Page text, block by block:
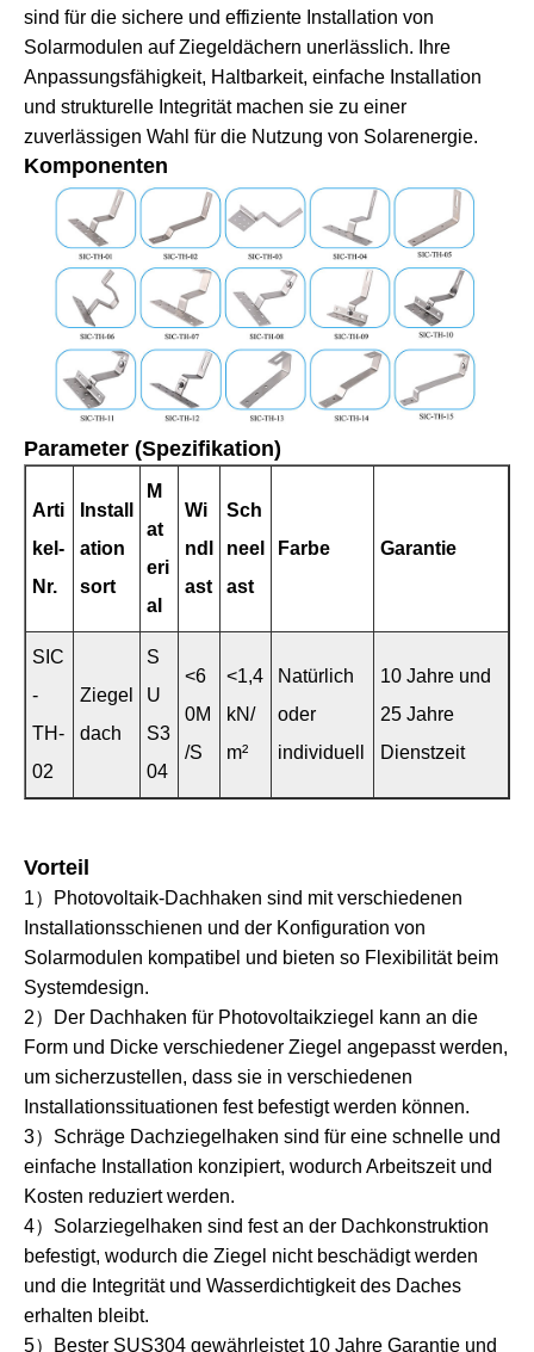
sind für die sichere und effiziente Installation von
Solarmodulen auf Ziegeldächern unerlässlich. Ihre
Anpassungsfähigkeit, Haltbarkeit, einfache Installation
und strukturelle Integrität machen sie zu einer
zuverlässigen Wahl für die Nutzung von Solarenergie.
Komponenten
Parameter (Spezifikation)
Arti
kel-
Nr.
Install
ation
sort
M
at
eri
al
Wi
ndl
ast
Sch
neel
ast
Farbe Garantie
SIC
-
TH-
02
Ziegel
dach
S
U
S3
04
<6
0M
/S
<1,4
kN/
m²
Natürlich
oder
individuell
10 Jahre und
25 Jahre
Dienstzeit
Vorteil
1）Photovoltaik-Dachhaken sind mit verschiedenen
Installationsschienen und der Konfiguration von
Solarmodulen kompatibel und bieten so Flexibilität beim
Systemdesign.
2）Der Dachhaken für Photovoltaikziegel kann an die
Form und Dicke verschiedener Ziegel angepasst werden,
um sicherzustellen, dass sie in verschiedenen
Installationssituationen fest befestigt werden können.
3）Schräge Dachziegelhaken sind für eine schnelle und
einfache Installation konzipiert, wodurch Arbeitszeit und
Kosten reduziert werden.
4）Solarziegelhaken sind fest an der Dachkonstruktion
befestigt, wodurch die Ziegel nicht beschädigt werden
und die Integrität und Wasserdichtigkeit des Daches
erhalten bleibt.
5）Bester SUS304 gewährleistet 10 Jahre Garantie und